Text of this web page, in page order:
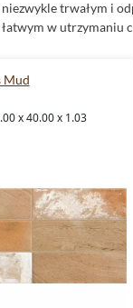
niezwykle trwałym i
łatwym w utrzymaniu
powierzchni
Fs
wykończeniem
niezwykle istotne,
natężeniu ruchu.
Płytki Peronda Fs
Płytki Peronda Fs Mud
Dzięki swoim
Mud
x 40.00 x 1.03